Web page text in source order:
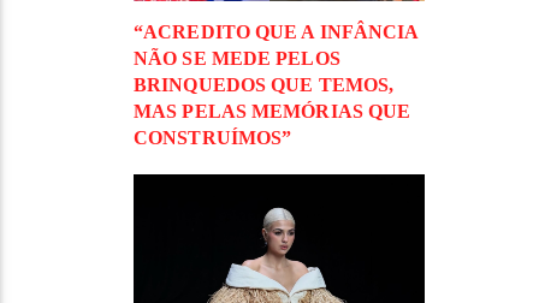
“ACREDITO QUE A INFÂNCIA
NÃO SE MEDE PELOS
BRINQUEDOS QUE TEMOS,
MAS PELAS MEMÓRIAS QUE
CONSTRUÍMOS”